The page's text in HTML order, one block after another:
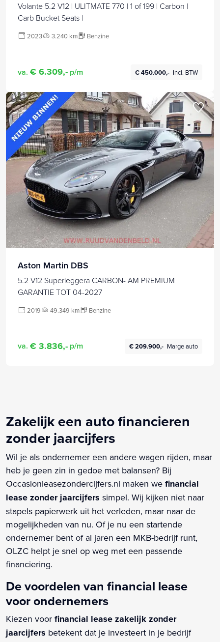
Volante 5.2 V12 | ULITMATE 770 | 1 of 199 | Carbon |
Carb Bucket Seats |
2023 3.240 km Benzine
va. € 6.309,- p/m € 450.000,- Incl. BTW
Aston Martin DBS
5.2 V12 Superleggera CARBON- AM PREMIUM
GARANTIE TOT 04-2027
2019 49.349 km Benzine
va. € 3.836,- p/m € 209.900,- Marge auto
Zakelijk een auto financieren
zonder jaarcijfers
Wil je als ondernemer een andere wagen rijden, maar
heb je geen zin in gedoe met balansen? Bij
Occasionleasezondercijfers.nl maken we financial
lease zonder jaarcijfers simpel. Wij kijken niet naar
stapels papierwerk uit het verleden, maar naar de
mogelijkheden van nu. Of je nu een startende
ondernemer bent of al jaren een MKB-bedrijf runt,
OLZC helpt je snel op weg met een passende
financiering.
De voordelen van financial lease
voor ondernemers
Kiezen voor financial lease zakelijk zonder
jaarcijfers betekent dat je investeert in je bedrijf